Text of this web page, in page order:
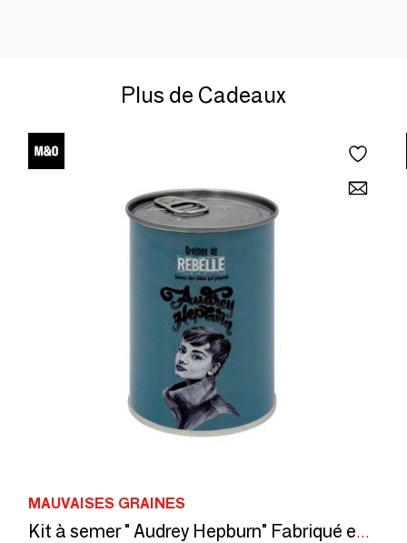
Plus de Cadeaux
MAUVAISES GRAINES
Kit à semer " Audrey Hepburn" Fabriqué en France, en collab avec Arts dans la Peau